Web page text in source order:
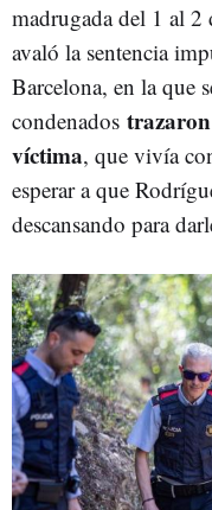
madrugada del 1 al
avaló la sentencia
Barcelona, en la que
condenados
víctima, que vivía
esperar a que
descansando para